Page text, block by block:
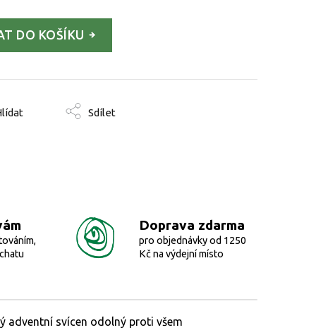
DO KOŠÍKU
Sdílet
Doprava zdarma
pro objednávky od 1250
Kč na výdejní místo
adventní svícen odolný proti všem